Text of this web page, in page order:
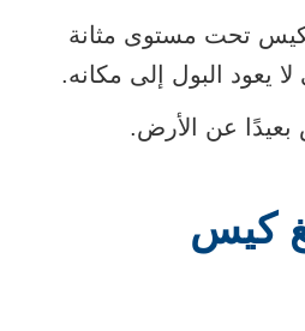
تحت مستوى مثانة
يعود البول إلى مكانه.
بعيدًا عن الأرض.
كيس